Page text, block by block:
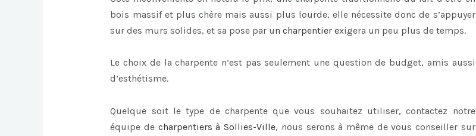
bois massif et plus chère mais aussi plus lourde, elle nécessite donc de s’appuyer
sur des murs solides, et sa pose par uncharpentierexigera un peu plus de temps.
Le choix de la charpente n’est pas seulement une question de budget, amis aussi
d’esthétisme.
Quelque soit le type de charpente que vous souhaitez utiliser, contactez notre
équipe de charpentiers à Sollies-Ville, nous serons à même de vous conseiller sur